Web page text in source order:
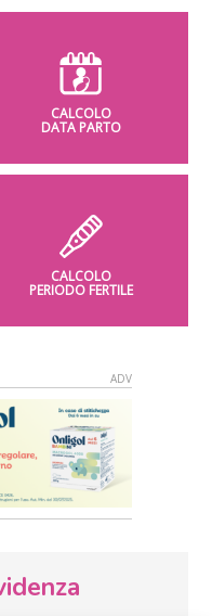
CALCOLO
DATA PARTO
CALCOLO
PERIODO FERTILE